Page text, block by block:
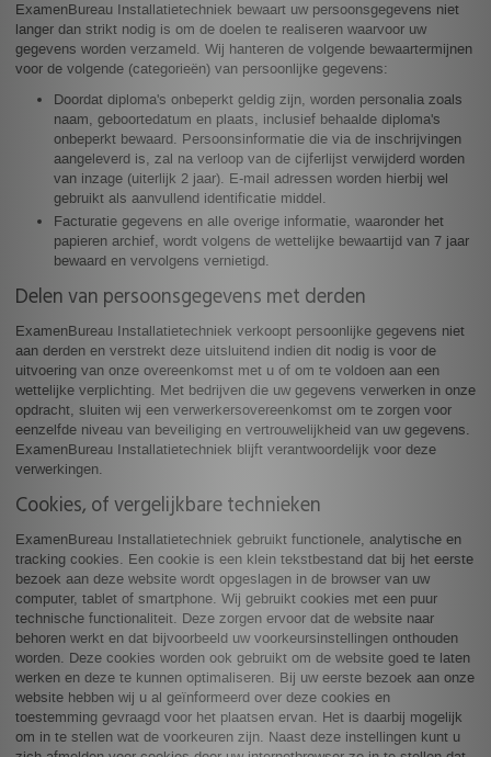
ExamenBureau Installatietechniek bewaart uw persoonsgegevens niet
langer dan strikt nodig is om de doelen te realiseren waarvoor uw
gegevens worden verzameld. Wij hanteren de volgende bewaartermijnen
voor de volgende (categorieën) van persoonlijke gegevens:
Doordat diploma's onbeperkt geldig zijn, worden personalia zoals
naam, geboortedatum en plaats, inclusief behaalde diploma's
onbeperkt bewaard. Persoonsinformatie die via de inschrijvingen
aangeleverd is, zal na verloop van de cijferlijst verwijderd worden
van inzage (uiterlijk 2 jaar). E-mail adressen worden hierbij wel
gebruikt als aanvullend identificatie middel.
Facturatie gegevens en alle overige informatie, waaronder het
papieren archief, wordt volgens de wettelijke bewaartijd van 7 jaar
bewaard en vervolgens vernietigd.
Delen van persoonsgegevens met derden
ExamenBureau Installatietechniek verkoopt persoonlijke gegevens niet
aan derden en verstrekt deze uitsluitend indien dit nodig is voor de
uitvoering van onze overeenkomst met u of om te voldoen aan een
wettelijke verplichting. Met bedrijven die uw gegevens verwerken in onze
opdracht, sluiten wij een verwerkersovereenkomst om te zorgen voor
eenzelfde niveau van beveiliging en vertrouwelijkheid van uw gegevens.
ExamenBureau Installatietechniek blijft verantwoordelijk voor deze
verwerkingen.
Cookies, of vergelijkbare technieken
ExamenBureau Installatietechniek gebruikt functionele, analytische en
tracking cookies. Een cookie is een klein tekstbestand dat bij het eerste
bezoek aan deze website wordt opgeslagen in de browser van uw
computer, tablet of smartphone. Wij gebruikt cookies met een puur
technische functionaliteit. Deze zorgen ervoor dat de website naar
behoren werkt en dat bijvoorbeeld uw voorkeursinstellingen onthouden
worden. Deze cookies worden ook gebruikt om de website goed te laten
werken en deze te kunnen optimaliseren. Bij uw eerste bezoek aan onze
website hebben wij u al geïnformeerd over deze cookies en
toestemming gevraagd voor het plaatsen ervan. Het is daarbij mogelijk
om in te stellen wat de voorkeuren zijn. Naast deze instellingen kunt u